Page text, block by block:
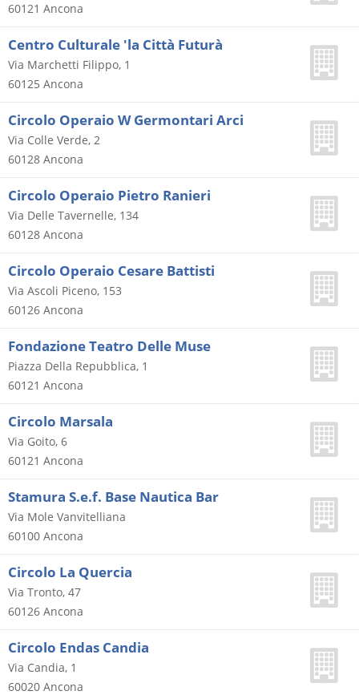
60121 Ancona
Centro Culturale 'la Città Futurà
Via Marchetti Filippo, 1
60125 Ancona
Circolo Operaio W Germontari Arci
Via Colle Verde, 2
60128 Ancona
Circolo Operaio Pietro Ranieri
Via Delle Tavernelle, 134
60128 Ancona
Circolo Operaio Cesare Battisti
Via Ascoli Piceno, 153
60126 Ancona
Fondazione Teatro Delle Muse
Piazza Della Repubblica, 1
60121 Ancona
Circolo Marsala
Via Goito, 6
60121 Ancona
Stamura S.e.f. Base Nautica Bar
Via Mole Vanvitelliana
60100 Ancona
Circolo La Quercia
Via Tronto, 47
60126 Ancona
Circolo Endas Candia
Via Candia, 1
60020 Ancona